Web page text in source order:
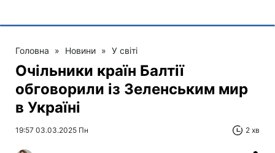
Головна » Новини » У світі
Очільники країн Балтії
обговорили із Зеленським мир
в Україні
19:57 03.03.2025 Пн 2 хв